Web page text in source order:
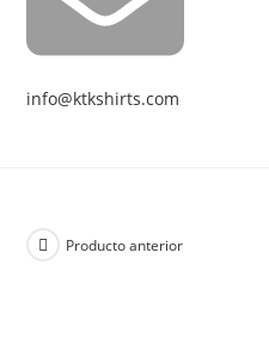
info@ktkshirts.com
Producto anterior